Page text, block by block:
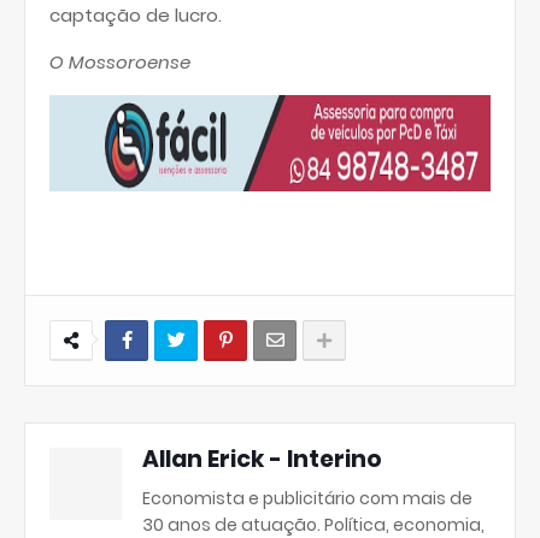
captação de lucro.
O Mossoroense
Allan Erick - Interino
Economista e publicitário com mais de
30 anos de atuação. Política, economia,